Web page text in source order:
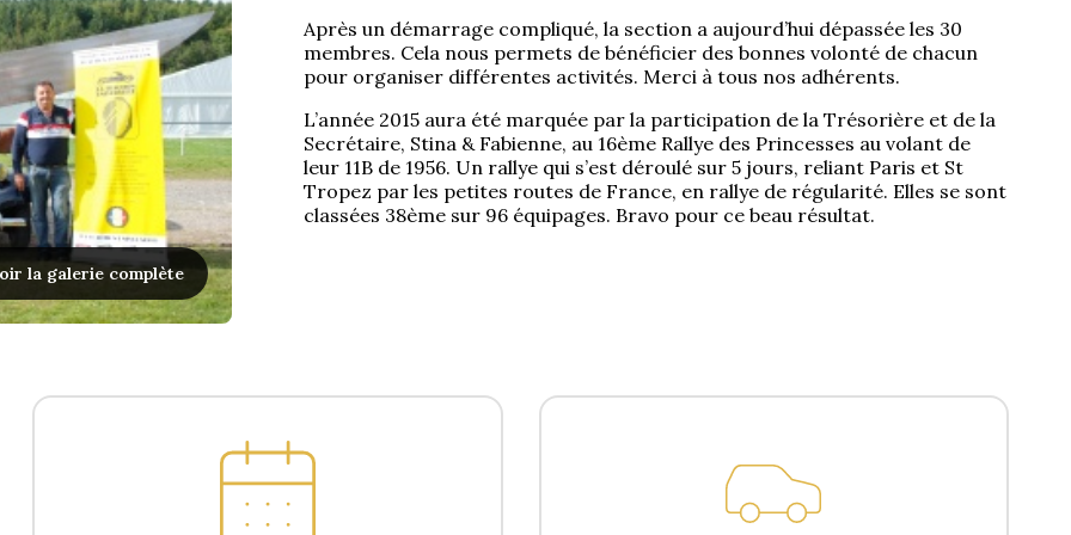
la galerie complète
Après un démarrage compliqué, la section a aujourd’hui dépassée les 30
membres. Cela nous permets de bénéficier des bonnes volonté de chacun
pour organiser différentes activités. Merci à tous nos adhérents.
L’année 2015 aura été marquée par la participation de la Trésorière et de la
Secrétaire, Stina & Fabienne, au 16ème Rallye des Princesses au volant de
leur 11B de 1956. Un rallye qui s’est déroulé sur 5 jours, reliant Paris et St
Tropez par les petites routes de France, en rallye de régularité. Elles se sont
classées 38ème sur 96 équipages. Bravo pour ce beau résultat.